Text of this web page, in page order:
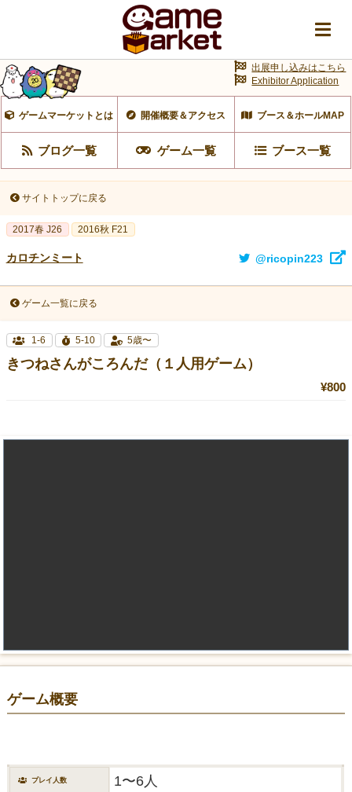
ゲームマーケットとは 開催概要＆アクセス ブース＆ホールMAP
ブログ一覧 ゲーム一覧 ブース一覧
出展申し込みはこちら
Exhibitor Application
サイトトップに戻る
2017春 J26 2016秋 F21
カロチンミート @ricopin223
ゲーム一覧に戻る
1-6 5-10 5歳〜
きつねさんがころんだ（１人用ゲーム）
¥800
ゲーム概要
プレイ人数 1〜6人